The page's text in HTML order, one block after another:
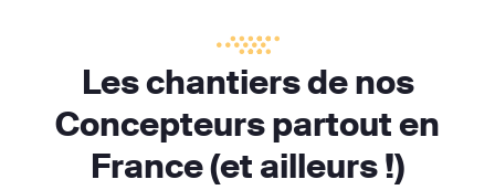
Les chantiers de nos
Concepteurs partout en
France (et ailleurs !)